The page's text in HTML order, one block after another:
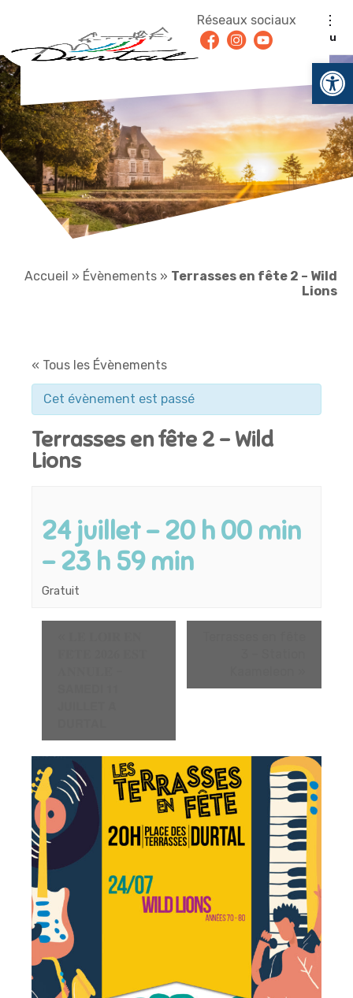
Menu
Réseaux sociaux
FacebookInstagram
Youtube
Accueil » Évènements » Terrasses en fête 2 – Wild
Lions
« Tous les Évènements
Cet évènement est passé
Terrasses en fête 2 – Wild
Lions
24 juillet - 20 h 00 min
-23 h 59 min
Gratuit